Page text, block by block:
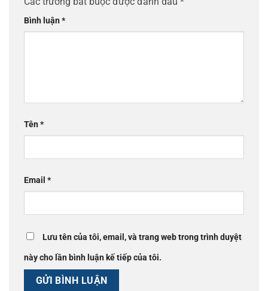
Bình luận*
Tên*
Email *
Lưu tên của tôi, email, và trang web trong trình duyệt
này cho lần bình luận kế tiếp của tôi.